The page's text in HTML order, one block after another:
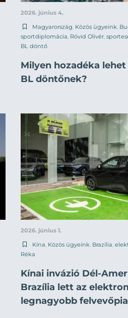
2026. június 4.
Magyarország Közös ügyeink
sportdiplomácia Rövid Olivér
BL döntő
Milyen hozadéka
BL döntőnek?
2026. június 1.
Kína, Közös ügyeink, Brazília,
Réka
Kínai invázió Dél-
Brazília lett az
legnagyobb